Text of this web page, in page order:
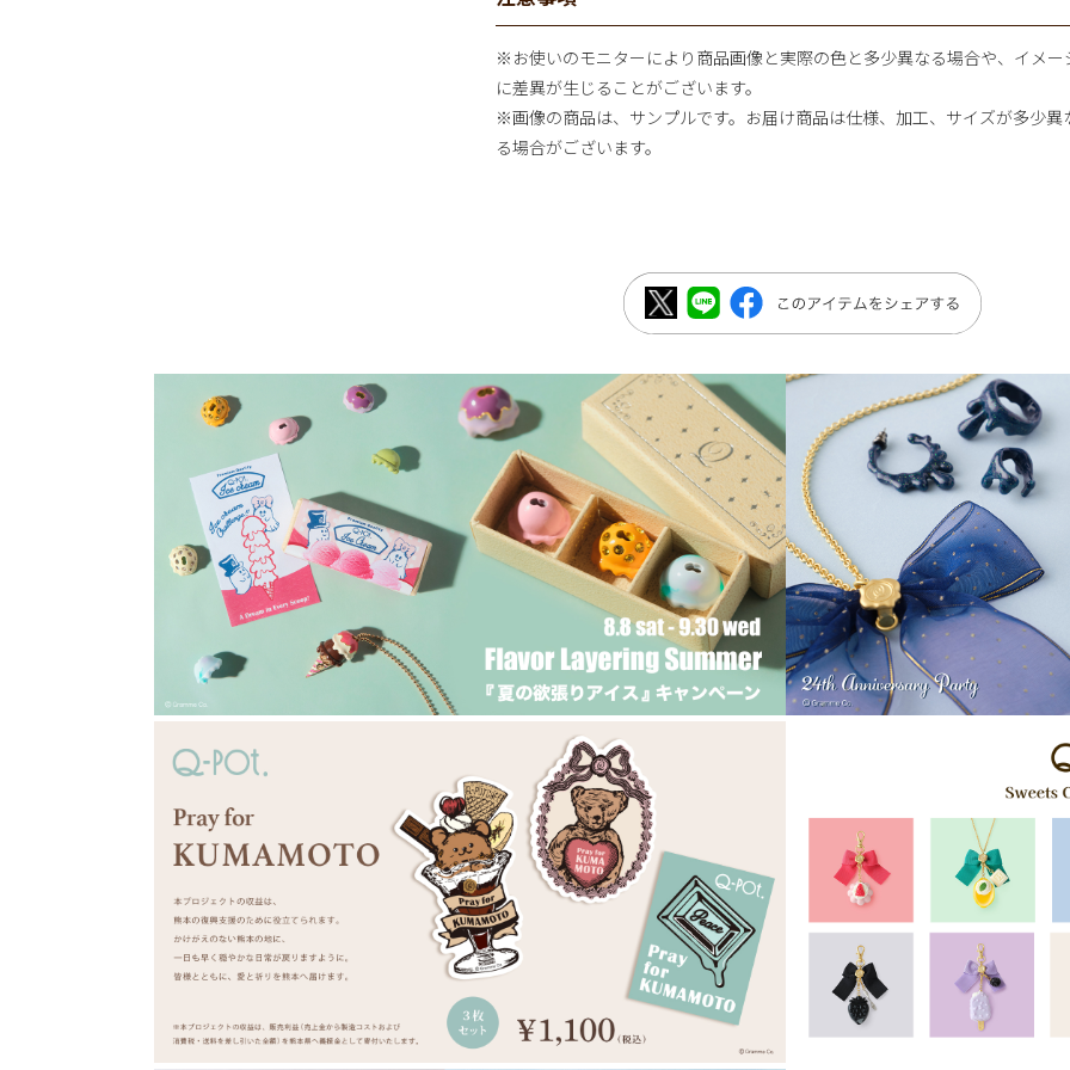
※お使いのモニターにより商品画像と実際の色と多少異なる場合や、イメー
に差異が生じることがございます。
※画像の商品は、サンプルです。お届け商品は仕様、加工、サイズが多少異
る場合がございます。